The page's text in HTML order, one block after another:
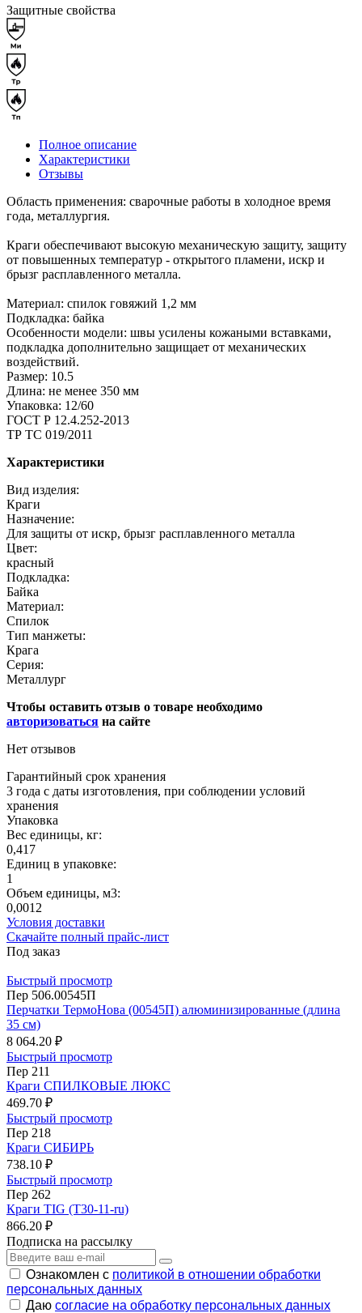
Защитные свойства
Полное описание
Характеристики
Отзывы
Область применения: сварочные работы в холодное время
года, металлургия.
Краги обеспечивают высокую механическую защиту, защиту
от повышенных температур - открытого пламени, искр и
брызг расплавленного металла.
Материал: спилок говяжий 1,2 мм
Подкладка: байка
Особенности модели: швы усилены кожаными вставками,
подкладка дополнительно защищает от механических
воздействий.
Размер: 10.5
Длина: не менее 350 мм
Упаковка: 12/60
ГОСТ Р 12.4.252-2013
ТР ТС 019/2011
Характеристики
Вид изделия:
Краги
Назначение:
Для защиты от искр, брызг расплавленного металла
Цвет:
красный
Подкладка:
Байка
Материал:
Спилок
Тип манжеты:
Крага
Серия:
Металлург
Чтобы оставить отзыв о товаре необходимо
авторизоваться на сайте
Нет отзывов
Гарантийный срок хранения
3 года с даты изготовления, при соблюдении условий
хранения
Упаковка
Вес единицы, кг:
0,417
Единиц в упаковке:
1
Объем единицы, м3:
0,0012
Условия доставки
Скачайте полный прайс-лист
Под заказ
Быстрый просмотр
Пер 506.00545П
Перчатки ТермоНова (00545П) алюминизированные (длина
35 см)
8 064.20 ₽
Быстрый просмотр
Пер 211
Краги СПИЛКОВЫЕ ЛЮКС
469.70 ₽
Быстрый просмотр
Пер 218
Краги СИБИРЬ
738.10 ₽
Быстрый просмотр
Пер 262
Краги TIG (T30-11-ru)
866.20 ₽
Подписка на рассылку
Ознакомлен с политикой в отношении обработки
персональных данных
Даю согласие на обработку персональных данных